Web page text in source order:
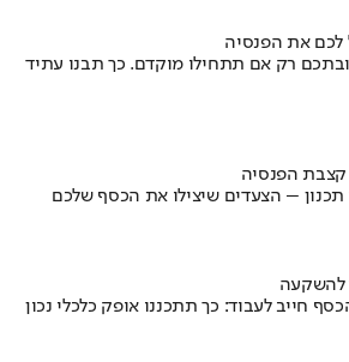
לכם את הפנסיה
רק אם תתחילו מוקדם. כך תבנו עתיד
קצבת הפנסיה
– הצעדים שיצילו את הכסף שלכם
חייב לעבוד: כך תתכננו אופק כלכלי נכון